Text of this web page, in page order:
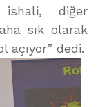
ishali, diğer
sık olarak
açıyor” dedi.